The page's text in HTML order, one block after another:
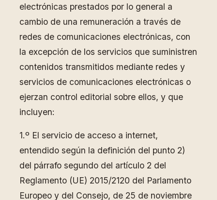
electrónicas prestados por lo general a
cambio de una remuneración a través de
redes de comunicaciones electrónicas, con
la excepción de los servicios que suministren
contenidos transmitidos mediante redes y
servicios de comunicaciones electrónicas o
ejerzan control editorial sobre ellos, y que
incluyen:
1.º El servicio de acceso a internet,
entendido según la definición del punto 2)
del párrafo segundo del artículo 2 del
Reglamento (UE) 2015/2120 del Parlamento
Europeo y del Consejo, de 25 de noviembre